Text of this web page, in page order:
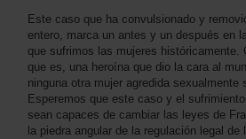
Este caso que ha convulsionado y
entero, marca un antes y un después en
que sufrimos las mujeres
que es, una heroína que dio la cara al
ninguna otra mujer agredida sexualmente
Esperemos que este caso y el
sean capaces de cambiar las leyes de
la piedra angular de la regulación legal